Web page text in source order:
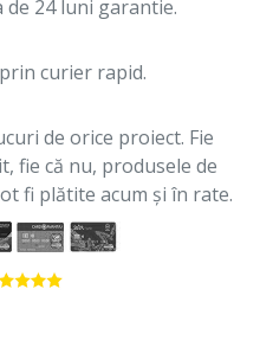
de 24 luni garantie.
curier rapid.
de orice proiect. Fie
fie că nu, produsele de
fi plătite acum și în rate.